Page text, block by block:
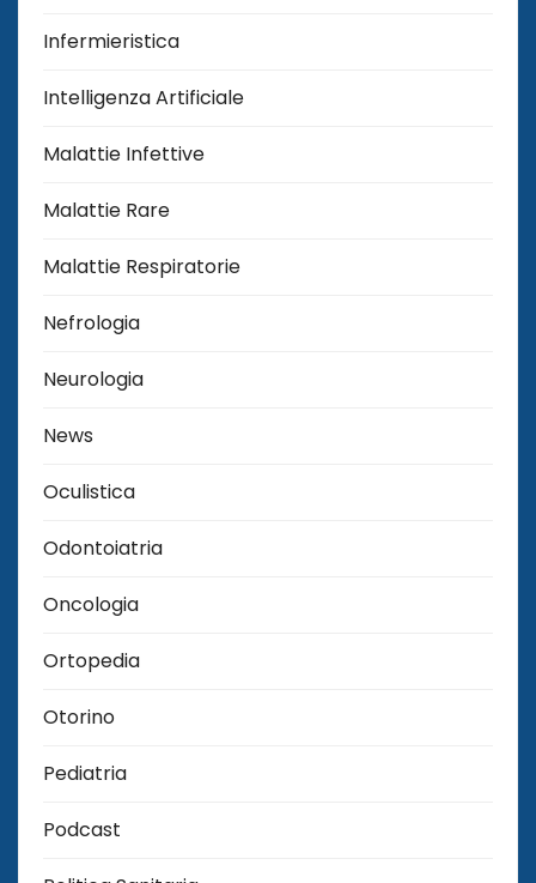
Infermieristica
Intelligenza Artificiale
Malattie Infettive
Malattie Rare
Malattie Respiratorie
Nefrologia
Neurologia
News
Oculistica
Odontoiatria
Oncologia
Ortopedia
Otorino
Pediatria
Podcast